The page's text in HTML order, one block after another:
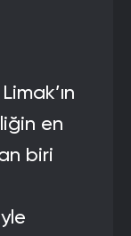
en
biri